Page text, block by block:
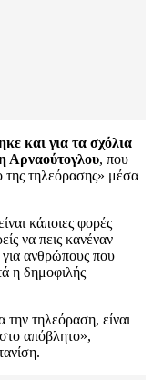
και για τα σχόλια
Αρναούτογλου, που
της τηλεόρασης» μέσα
κάποιες φορές
να πεις κανέναν
για ανθρώπους που
η δημοφιλής
τηλεόραση, είναι
απόβλητο»,